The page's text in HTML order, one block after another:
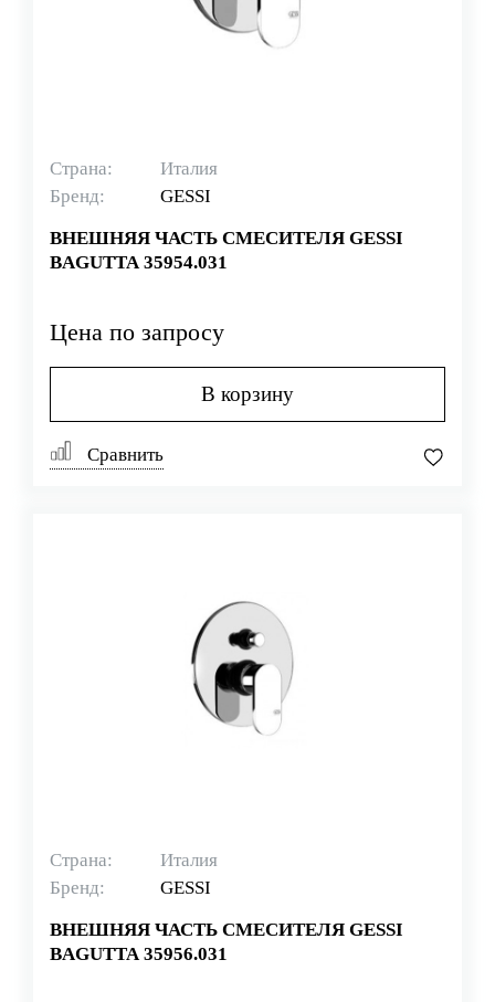
Страна:
Италия
Бренд:
GESSI
ВНЕШНЯЯ ЧАСТЬ СМЕСИТЕЛЯ GESSI
BAGUTTA 35954.031
Цена по запросу
В корзину
Сравнить
Страна:
Италия
Бренд:
GESSI
ВНЕШНЯЯ ЧАСТЬ СМЕСИТЕЛЯ GESSI
BAGUTTA 35956.031